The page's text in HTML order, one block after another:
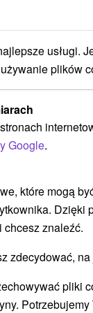
Pieszczany
letni relaks
8,6
Śniadanie I
usługi.
plików
Google.
które mogą
chcesz znaleźć.
zdecydować,
pliki